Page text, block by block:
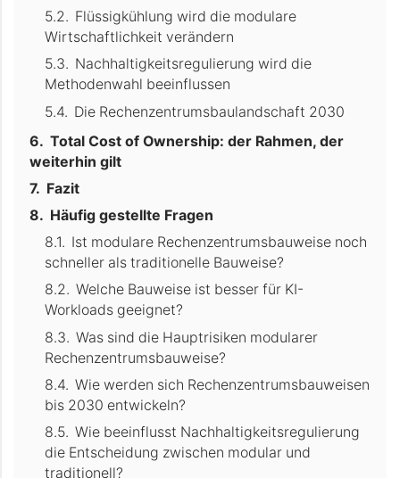
Flüssigkühlung wird die modulare
Wirtschaftlichkeit verändern
Nachhaltigkeitsregulierung wird die
Methodenwahl beeinflussen
Die Rechenzentrumsbaulandschaft 2030
Total Cost of Ownership: der Rahmen, der
weiterhin gilt
Fazit
Häufig gestellte Fragen
Ist modulare Rechenzentrumsbauweise noch
schneller als traditionelle Bauweise?
Welche Bauweise ist besser für KI-
Workloads geeignet?
Was sind die Hauptrisiken modularer
Rechenzentrumsbauweise?
Wie werden sich Rechenzentrumsbauweisen
bis 2030 entwickeln?
Wie beeinflusst Nachhaltigkeitsregulierung
die Entscheidung zwischen modular und
traditionell?